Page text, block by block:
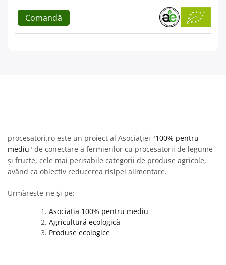
Comandă
procesatori.ro este un proiect al Asociației "100% pentru
mediu" de conectare a fermierilor cu procesatorii de legume
și fructe, cele mai perisabile categorii de produse agricole,
având ca obiectiv reducerea risipei alimentare.
Urmărește-ne și pe:
Asociația 100% pentru mediu
Agricultură ecologică
Produse ecologice